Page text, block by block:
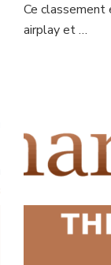
Ce
airplay et …